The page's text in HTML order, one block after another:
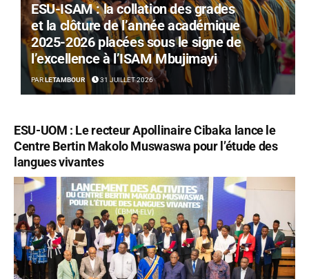
ESU-ISAM : la collation des grades
et la clôture de l’année académique
2025-2026 placées sous le signe de
l’excellence à l’ISAM Mbujimayi
PAR LETAMBOUR 31 JUILLET 2026
ESU-UOM : Le recteur Apollinaire Cibaka lance le
Centre Bertin Makolo Muswaswa pour l’étude des
langues vivantes